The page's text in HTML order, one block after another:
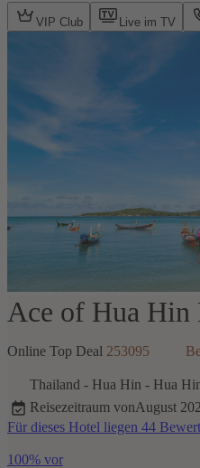
VIP Club Live im TV
Ace of Hua Hin
Online Top Deal 253095
Thailand - Hua Hin - Hua
Reisezeitraum vonAugust
Für dieses Hotel liegen 44
100% vor